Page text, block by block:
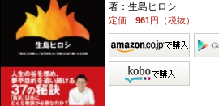
著：生島ヒロシ
定価961円（税抜）